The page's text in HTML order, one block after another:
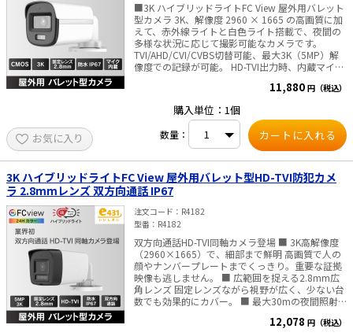
太陽光発電ケーブル・コネクタ・関連資
材/機器
電源ケーブル／コネクタ／分電盤／ブレ
照明・照明器具
スイッチ・コンセント（配線器具）
PF管/FEP管/CD管/情報線保護管
ボックス・ビニル電線管付属品・引き込
みカバー
工具関連
EV充電設備工事関連
感染症関連
その他
ホテル・病院向け■3K ハイブリッドライトFC View 屋外用バレット
型カメラ 3K、解像度 2960 × 1665 の高画質に加
えて、赤外線ライトと白色ライト搭載で、夜間の
多様な状況に応じて撮影可能なカメラです。
TVI/AHD/CVI/CVBS切替可能、最大3K（5MP）解
像度での記録が可能。 HD-TVI出力時、内蔵マイク
接続。（カメラ電源配線は、別途必要） ■仕様
視野角：110°（水平）、60°（垂直）、143°（対
角） DAY&NIGHT：ICR / 24Hカラー / スマー
ト ・ライト照射距離：最大20m（IR/白色と
も） 内蔵マイク：搭載 防水防塵性能：IP67 電
源：DC12 V ・消費電力：最大3.9W 寸法：
161.1 mm × 70 mm × 70 mm ・重量：約
400 g ■ご注意■ ACアダプタは付属しておりませ
ん 別途販売はこちらより
11,880 円（税込）
お気に入り
購入単位：1個
数量：
3K ハイブリッドライトFC View 屋外用バレット型HD-TVI防犯カメ
ラ 2.8mmレンズ 双方向通話 IP67
注文コード
R4182
型番
R4182
双方向通話HD-TVI同軸カメラ登場 ■ 3K高解像度
（2960×1665）で、細部まで鮮明 高画質で人の
顔やナンバープレートまでくっきり。重要な証拠
映像も逃しません。 ■ 広範囲を捉える2.8mm広
角レンズ 固定レンズながら視野が広く、少ない台
数でも効果的にカバー。 ■ 最大30mの夜間照射
は最大30m対応。夜間でも明るく監視できます。
12,078 円（税込）